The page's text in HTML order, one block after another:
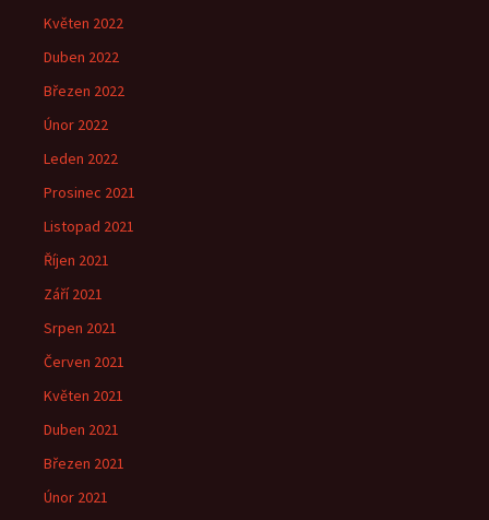
Květen 2022
Duben 2022
Březen 2022
Únor 2022
Leden 2022
Prosinec 2021
Listopad 2021
Říjen 2021
Září 2021
Srpen 2021
Červen 2021
Květen 2021
Duben 2021
Březen 2021
Únor 2021